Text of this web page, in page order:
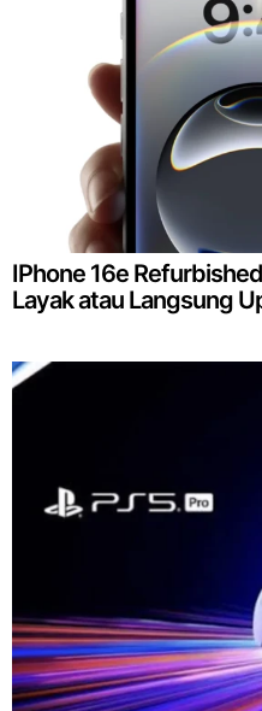
IPhone 16e
Layak atau Langsung